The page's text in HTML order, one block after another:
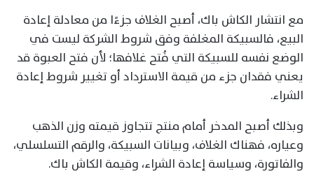
مع انتشار الكاش باك، أصبح الغلاف جزءًا من معادلة إعادة
البيع، فالسبيكة المغلفة وفق شروط الشركة ليست في
الوضع نفسه للسبيكة التي فُتح غلافها؛ لأن فتح العبوة قد
يعني فقدان جزء من قيمة الاسترداد أو تغيير شروط إعادة
الشراء.
وبذلك أصبح المدخر أمام منتج تتجاوز قيمته وزن الذهب
وعياره، فهناك الغلاف، وبيانات السبيكة، والرقم التسلسلي،
والفاتورة، وسياسة إعادة الشراء، وقيمة الكاش باك.